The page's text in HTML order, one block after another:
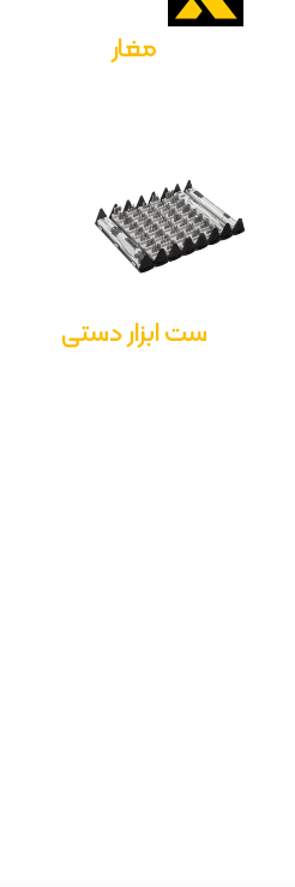
مغار
ست ابزار دستی